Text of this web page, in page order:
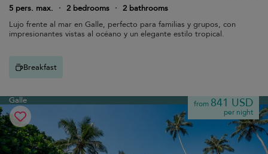
5 pers. max.
· 2 bedrooms · 2 bathrooms
Lujo frente al mar en Galle, perfecto para familias y grupos, con
impresionantes vistas al océano y un elegante estilo tropical.
Breakfast
Galle from 841 USD
per night